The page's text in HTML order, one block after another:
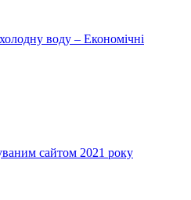
воду – Економічні
сайтом 2021 року